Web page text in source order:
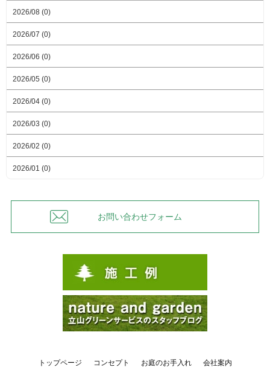
2026/08 (0)
2026/07 (0)
2026/06 (0)
2026/05 (0)
2026/04 (0)
2026/03 (0)
2026/02 (0)
2026/01 (0)
お問い合わせフォーム
トップページ コンセプト お庭のお手入れ 会社案内